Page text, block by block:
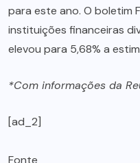
para este ano. O boletim
instituições financeiras
elevou para 5,68% a
*Com informações da
[ad_2]
Fonte